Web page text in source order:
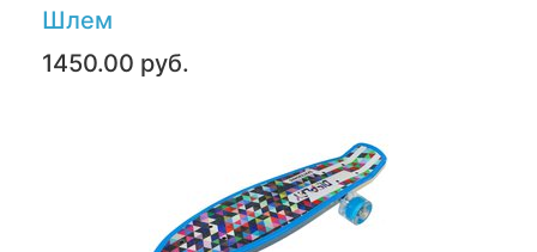
Шлем
1450.00 руб.